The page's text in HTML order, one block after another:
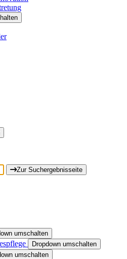
Zur Suchergebnisseite
umschalten
Dropdown umschalten
umschalten